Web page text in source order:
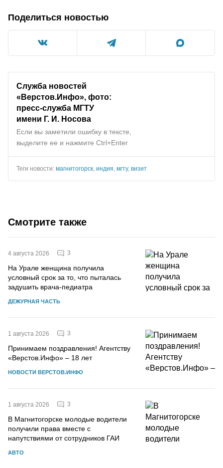
Поделиться новостью
Служба новостей
«Верстов.Инфо», фото:
пресс-служба МГТУ
имени Г. И. Носова
Если вы заметили ошибку в тексте,
выделите ее и нажмите Ctrl+Enter
Теги новости: магнитогорск индия мгту, визит
Смотрите также
4 августа 2026 3
На Урале женщина получила
условный срок за то, что пыталась
задушить врача-педиатра
ДЕЖУРНАЯ ЧАСТЬ
1 августа 2026 3
Принимаем поздравления! Агентству
«Верстов.Инфо» – 18 лет
НОВОСТИ ВЕРСТОВ.ИНФО
1 августа 2026 3
В Магнитогорске молодые водители
получили права вместе с
напутствиями от сотрудников ГАИ
АВТО